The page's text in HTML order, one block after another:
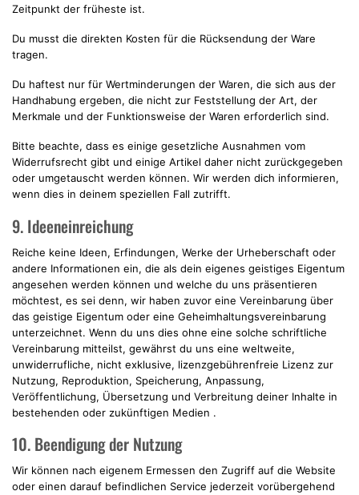
Zeitpunkt der früheste ist.
Du musst die direkten Kosten für die Rücksendung der Ware
tragen.
Du haftest nur für Wertminderungen der Waren, die sich aus der
Handhabung ergeben, die nicht zur Feststellung der Art, der
Merkmale und der Funktionsweise der Waren erforderlich sind.
Bitte beachte, dass es einige gesetzliche Ausnahmen vom
Widerrufsrecht gibt und einige Artikel daher nicht zurückgegeben
oder umgetauscht werden können. Wir werden dich informieren,
wenn dies in deinem speziellen Fall zutrifft.
9. Ideeneinreichung
Reiche keine Ideen, Erfindungen, Werke der Urheberschaft oder
andere Informationen ein, die als dein eigenes geistiges Eigentum
angesehen werden können und welche du uns präsentieren
möchtest, es sei denn, wir haben zuvor eine Vereinbarung über
das geistige Eigentum oder eine Geheimhaltungsvereinbarung
unterzeichnet. Wenn du uns dies ohne eine solche schriftliche
Vereinbarung mitteilst, gewährst du uns eine weltweite,
unwiderrufliche, nicht exklusive, lizenzgebührenfreie Lizenz zur
Nutzung, Reproduktion, Speicherung, Anpassung,
Veröffentlichung, Übersetzung und Verbreitung deiner Inhalte in
bestehenden oder zukünftigen Medien .
10. Beendigung der Nutzung
Wir können nach eigenem Ermessen den Zugriff auf die Website
oder einen darauf befindlichen Service jederzeit vorübergehend